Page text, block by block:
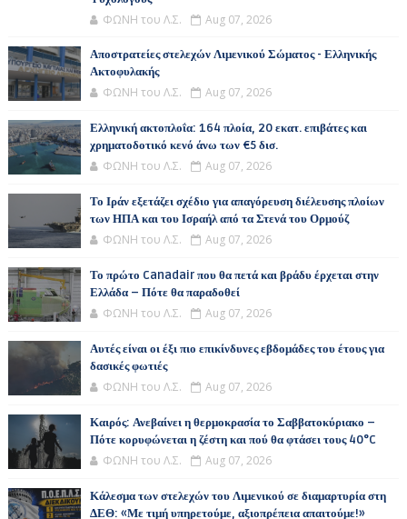
ΦΩΝΗ του Λ.Σ. Aug 07, 2026
Αποστρατείες στελεχών Λιμενικού Σώματος - Ελληνικής
Ακτοφυλακής
ΦΩΝΗ του Λ.Σ. Aug 07, 2026
Ελληνική ακτοπλοΐα: 164 πλοία, 20 εκατ. επιβάτες και
χρηματοδοτικό κενό άνω των €5 δισ.
ΦΩΝΗ του Λ.Σ. Aug 07, 2026
Το Ιράν εξετάζει σχέδιο για απαγόρευση διέλευσης πλοίων
των ΗΠΑ και του Ισραήλ από τα Στενά του Ορμούζ
ΦΩΝΗ του Λ.Σ. Aug 07, 2026
Το πρώτο Canadair που θα πετά και βράδυ έρχεται στην
Ελλάδα – Πότε θα παραδοθεί
ΦΩΝΗ του Λ.Σ. Aug 07, 2026
Αυτές είναι οι έξι πιο επικίνδυνες εβδομάδες του έτους για
δασικές φωτιές
ΦΩΝΗ του Λ.Σ. Aug 07, 2026
Καιρός: Ανεβαίνει η θερμοκρασία το Σαββατοκύριακο –
Πότε κορυφώνεται η ζέστη και πού θα φτάσει τους 40°C
ΦΩΝΗ του Λ.Σ. Aug 07, 2026
Κάλεσμα των στελεχών του Λιμενικού σε διαμαρτυρία στη
ΔΕΘ: «Με τιμή υπηρετούμε, αξιοπρέπεια απαιτούμε!»